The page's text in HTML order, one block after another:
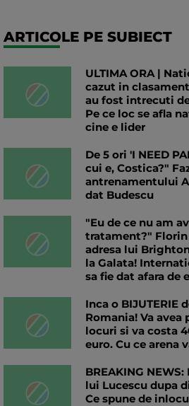
ARTICOLE PE SUBIECT
ULTIMA ORA |
cazut in
au fost intrecuti
Pe ce loc se afla
cine e lider
De 5 ori 'I NEED
cui e, Costica?"
antrenamentului
dat Budescu
"Eu de ce nu am
tratament?" Florin
adresa lui
la Galata!
sa fie dat afara de
Inca o BIJUTERIE
Romania! Va avea
locuri si va costa
euro. Cu ce arena
BREAKING
lui Lucescu dupa
Ce spune de